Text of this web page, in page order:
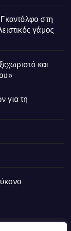
στη
γάμος
και
για τη